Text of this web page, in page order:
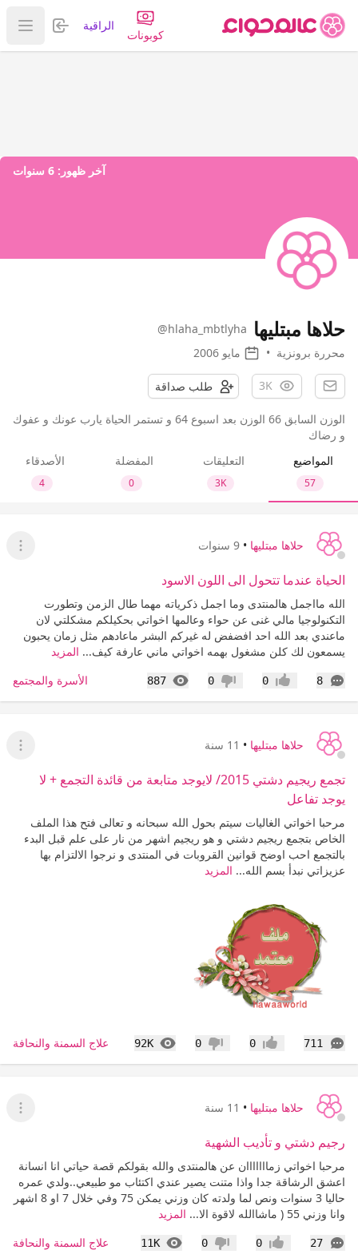
كوبونات
الراقية تسجيل
عرض
آخر ظهور: 6 سنوات
حلاها مبتليها @hlaha_mbtlyha
محررة برونزية • مايو 2006
3K طلب صداقة
الوزن السابق 66 الوزن بعد اسبوع 64 و تستمر الحياة يارب عونك و عفوك
و رضاك
المواضيع
57
التعليقات
3K
المفضلة
0
الأصدقاء
4
حلاها مبتليها • 9 سنوات
عرض
الحياة عندما تتحول الى اللون الاسود
الله مااجمل هالمنتدى وما اجمل ذكرياته مهما طال الزمن وتطورت
التكنولوجيا مالي غنى عن حواء وعالمها اخواتي بحكيلكم مشكلتي لان
ماعندي بعد الله احد افضفض له غيركم البشر ماعادهم مثل زمان يحبون
يسمعون لك كلن مشغول بهمه اخواتي ماني عارفة كيف... المزيد
8
التعليقات إعجاب0 عدم إعجاب
0
887
المشاهدات الأسرة والمجتمع
حلاها مبتليها • 11 سنة
عرض
تجمع ريجيم دشتي 2015/ لايوجد متابعة من قائدة التجمع + لا
يوجد تفاعل
مرحبا اخواتي الغاليات سيتم بحول الله سبحانه و تعالى فتح هذا الملف
الخاص بتجمع ريجيم دشتي و هو ريجيم اشهر من نار على علم قبل البدء
بالتجمع احب اوضح قوانين القروبات في المنتدى و نرجوا الالتزام بها
عزيزاتي نبدأ بسم الله... المزيد
711
التعليقات إعجاب0 عدم إعجاب
0
92K
المشاهدات علاج السمنة والنحافة
حلاها مبتليها • 11 سنة
عرض
رجيم دشتي و تأديب الشهية
مرحبا اخواتي زمااااااان عن هالمنتدى والله بقولكم قصة حياتي انا انسانة
اعشق الرشاقة جدا واذا متنت يصير عندي اكتئاب مو طبيعي..ولدي عمره
حاليا 3 سنوات ونص لما ولدته كان وزني يمكن 75 وفي خلال 7 او 8 اشهر
وانا وزني 55 ( ماشاالله لاقوة الا...
المزيد
27
التعليقات إعجاب0 عدم إعجاب
0
11K
المشاهدات علاج السمنة والنحافة